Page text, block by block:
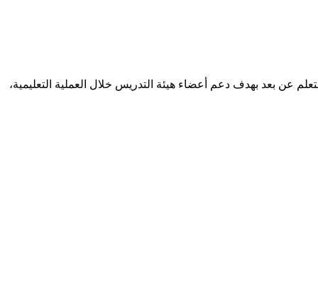
والتعلم عن بعد بهدف دعم أعضاء هيئة التدريس خلال العملية التعليمية،